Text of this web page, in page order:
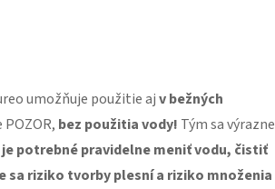
umožňuje použitie ajv bežných
POZOR, bez použitia vody! Tým sa výrazne
je potrebné pravidelne meniť vodu, čistiť
riziko tvorby plesní a riziko množenia